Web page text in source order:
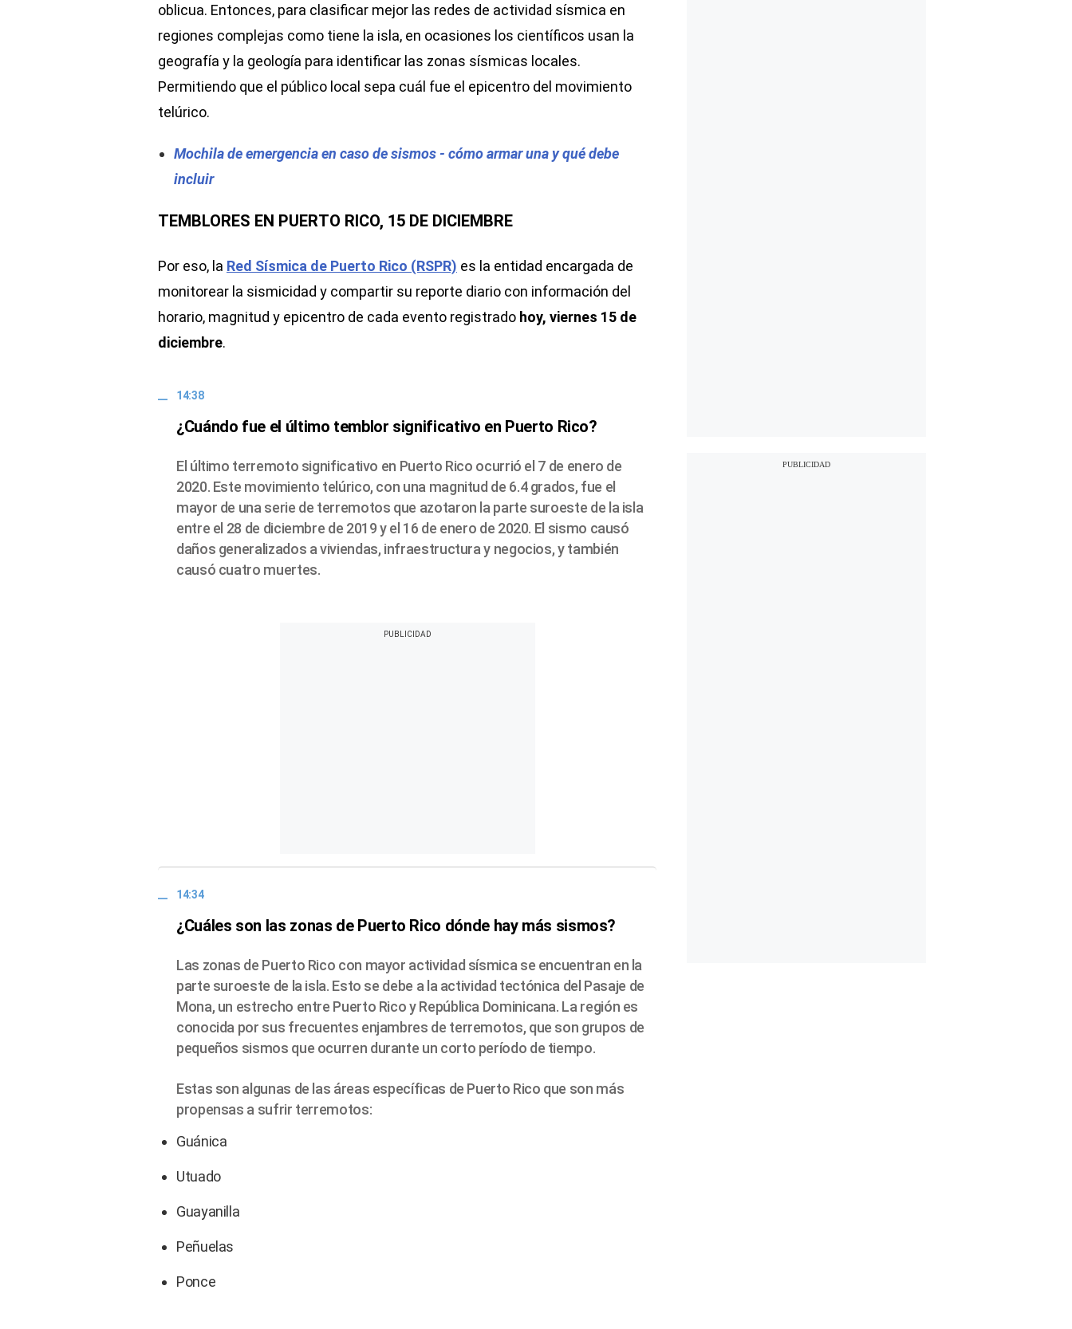
oblicua. Entonces, para clasificar mejor las redes de actividad sísmica en
regiones complejas como tiene la isla, en ocasiones los científicos usan la
geografía y la geología para identificar las zonas sísmicas locales.
Permitiendo que el público local sepa cuál fue el epicentro del movimiento
telúrico.
Mochila de emergencia en caso de sismos - cómo armar una y qué debe
incluir
TEMBLORES EN PUERTO RICO, 15 DE DICIEMBRE
Por eso, la Red Sísmica de Puerto Rico (RSPR) es la entidad encargada de
monitorear la sismicidad y compartir su reporte diario con información del
horario, magnitud y epicentro de cada evento registrado hoy, viernes 15 de
diciembre.
14:38
¿Cuándo fue el último temblor significativo en Puerto Rico?
El último terremoto significativo en Puerto Rico ocurrió el 7 de enero de
2020. Este movimiento telúrico, con una magnitud de 6.4 grados, fue el
mayor de una serie de terremotos que azotaron la parte suroeste de la isla
entre el 28 de diciembre de 2019 y el 16 de enero de 2020. El sismo causó
daños generalizados a viviendas, infraestructura y negocios, y también
causó cuatro muertes.
14:34
¿Cuáles son las zonas de Puerto Rico dónde hay más sismos?
Las zonas de Puerto Rico con mayor actividad sísmica se encuentran en la
parte suroeste de la isla. Esto se debe a la actividad tectónica del Pasaje de
Mona, un estrecho entre Puerto Rico y República Dominicana. La región es
conocida por sus frecuentes enjambres de terremotos, que son grupos de
pequeños sismos que ocurren durante un corto período de tiempo.
Estas son algunas de las áreas específicas de Puerto Rico que son más
propensas a sufrir terremotos:
Guánica
Utuado
Guayanilla
Peñuelas
Ponce